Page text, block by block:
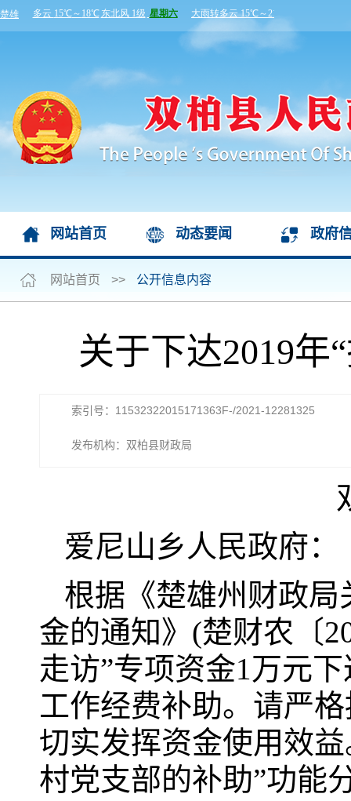
网站首页 动态要闻 政府
网站首页 >> 公开信息内容
关于下达2019年
索引号：11532322015171363F-/2021-12281325
发布机构：双柏县财政局
爱尼山乡人民政府：
根据《楚雄州财政局
金的通知》(楚财农〔
走访”专项资金1万元
工作经费补助。请严
切实发挥资金使用效
村党支部的补助”功能